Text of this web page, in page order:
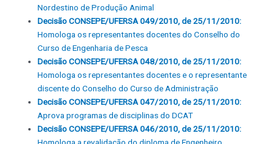
Nordestino de Produção Animal
Decisão CONSEPE/UFERSA 049/2010, de 25/11/2010:
Homologa os representantes docentes do Conselho do
Curso de Engenharia de Pesca
Decisão CONSEPE/UFERSA 048/2010, de 25/11/2010:
Homologa os representantes docentes e o representante
discente do Conselho do Curso de Administração
Decisão CONSEPE/UFERSA 047/2010, de 25/11/2010:
Aprova programas de disciplinas do DCAT
Decisão CONSEPE/UFERSA 046/2010, de 25/11/2010: